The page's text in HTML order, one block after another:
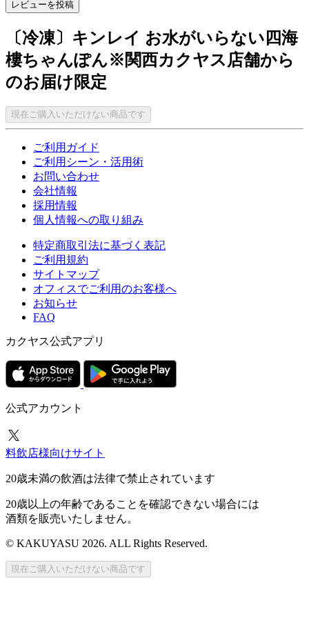
レビューを投稿
〔冷凍〕キンレイ お水がいらない四海
樓ちゃんぽん※関西カクヤス店舗から
のお届け限定
現在ご購入いただけない商品です
ご利用ガイド
ご利用シーン・活用術
お問い合わせ
会社情報
採用情報
個人情報への取り組み
特定商取引法に基づく表記
ご利用規約
サイトマップ
オフィスでご利用のお客様へ
お知らせ
FAQ
カクヤス公式アプリ
公式アカウント
料飲店様向けサイト
20歳未満の飲酒は法律で禁止されています
20歳以上の年齢であることを確認できない場合には
酒類を販売いたしません。
© KAKUYASU 2026. ALL Rights Reserved.
現在ご購入いただけない商品です